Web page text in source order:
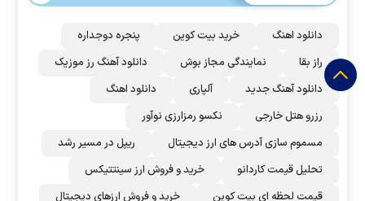
دانلود اهنگ خرید بیت کوین
پنجره دوجداره
راز بقا
نمایندگی مجاز بوش
دانلود آهنگ رز‌ موزیک
دانلود آهنگ جدید
آلپاری
دانلود اهنگ
رزرو هتل خارجی
نکسو رمزارزی نوآور
مسموم سازی آدرس های ارز دیجیتال
ریپل در مسیر رشد
تحلیل قیمت کاردانو
خرید و فروش ارز سینتتیکس
قیمت لحظه ای بیت کوین
خرید و فروش ارزهای دیجیتال